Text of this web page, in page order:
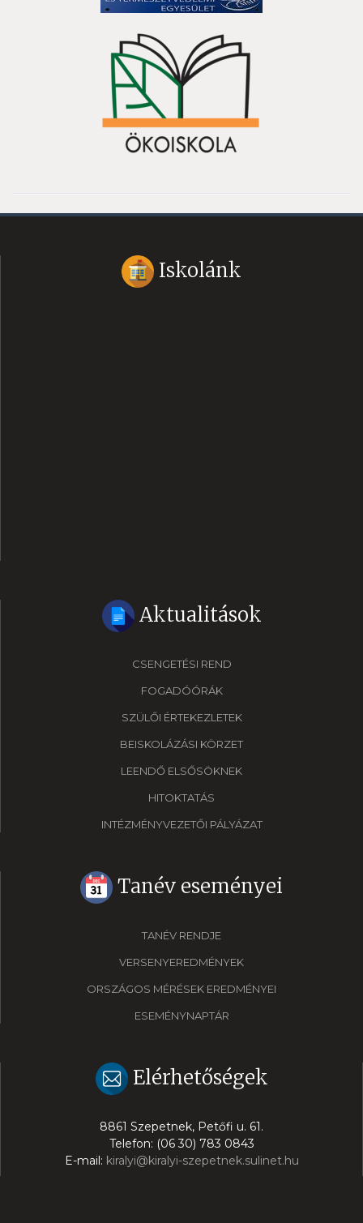
Iskolánk
Aktualitások
CSENGETÉSI REND
FOGADÓÓRÁK
SZÜLŐI ÉRTEKEZLETEK
BEISKOLÁZÁSI KÖRZET
LEENDŐ ELSŐSÖKNEK
HITOKTATÁS
INTÉZMÉNYVEZETŐI PÁLYÁZAT
Tanév eseményei
TANÉV RENDJE
VERSENYEREDMÉNYEK
ORSZÁGOS MÉRÉSEK EREDMÉNYEI
ESEMÉNYNAPTÁR
Elérhetőségek
8861 Szepetnek, Petőfi u. 61.
Telefon: (06 30) 783 0843
E-mail: kiralyi@kiralyi-szepetnek.sulinet.hu